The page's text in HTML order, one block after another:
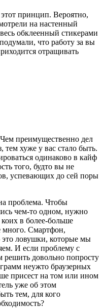
принцип. Вероятно,
на настенный
обклеенный стикерами
что работу за вы
отращивать
преимущественно дел
тем хуже у вас стало быть.
одинаково в кайф
того, будто вы не
успевающих до сей поры
проблема. Чтобы
чем-то одном, нужно
в более-больше
много. Смартфон,
это ловушки, которые мы
И если проблему с
решить довольно попросту
неужто браузерных
присест на том или ином
уже об этом
тем, для кого